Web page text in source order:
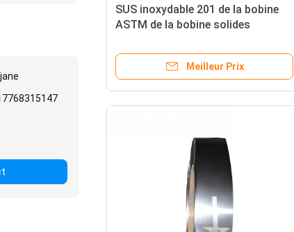
SUS inoxydable 201 de la bobine
ASTM de la bobine solides
316L 410 430
Meilleur Prix